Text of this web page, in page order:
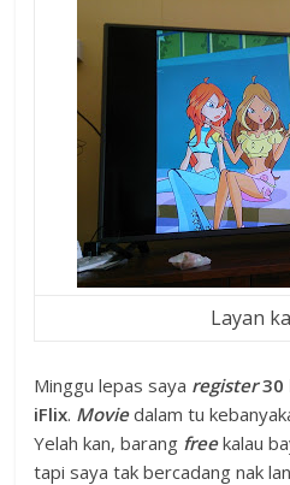
Layan
Minggu lepas saya register30
iFlix. Moviedalam tu
Yelah kan, barang freekalau
tapi saya tak bercadang nak